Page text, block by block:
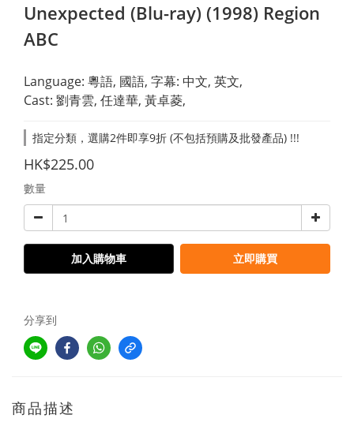
Unexpected (Blu-ray) (1998) Region
ABC
Language: 粵語, 國語, 字幕: 中文, 英文,
Cast: 劉青雲, 任達華, 黃卓菱,
指定分類，選購2件即享9折 (不包括預購及批發產品) !!!
HK$225.00
數量
加入購物車 立即購買
分享到
商品描述